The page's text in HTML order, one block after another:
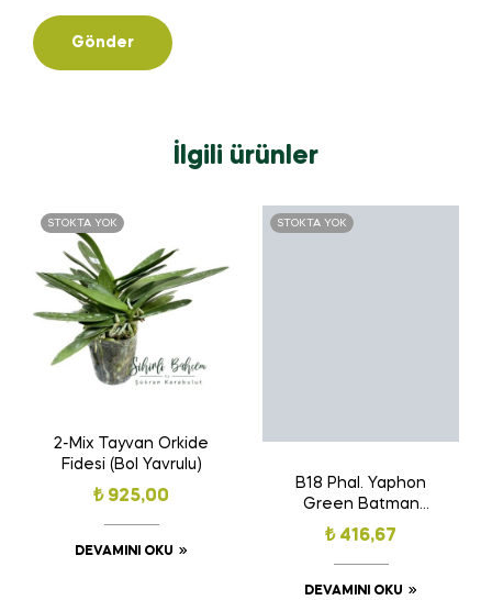
İlgili ürünler
STOKTA YOK
2-Mix Tayvan Orkide
Fidesi (Bol Yavrulu)
₺925,00
DEVAMINI OKU
STOKTA YOK
B18 Phal. Yaphon
Green Batman
(Tayvan Orkide
Fidesi)
₺416,67
DEVAMINI OKU